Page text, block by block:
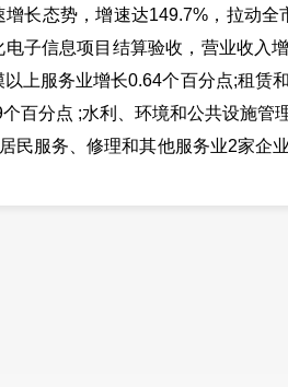
增长态势，增速达149.7%，拉动
子信息项目结算验收，营业收入
上服务业增长0.64个百分点;租赁
个百分点 ;水利、环境和公共设施
民服务、修理和其他服务业2家企
效应影响，带动星轶影院营业收入